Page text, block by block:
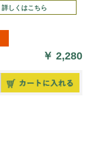
詳しくはこちら
￥2,280